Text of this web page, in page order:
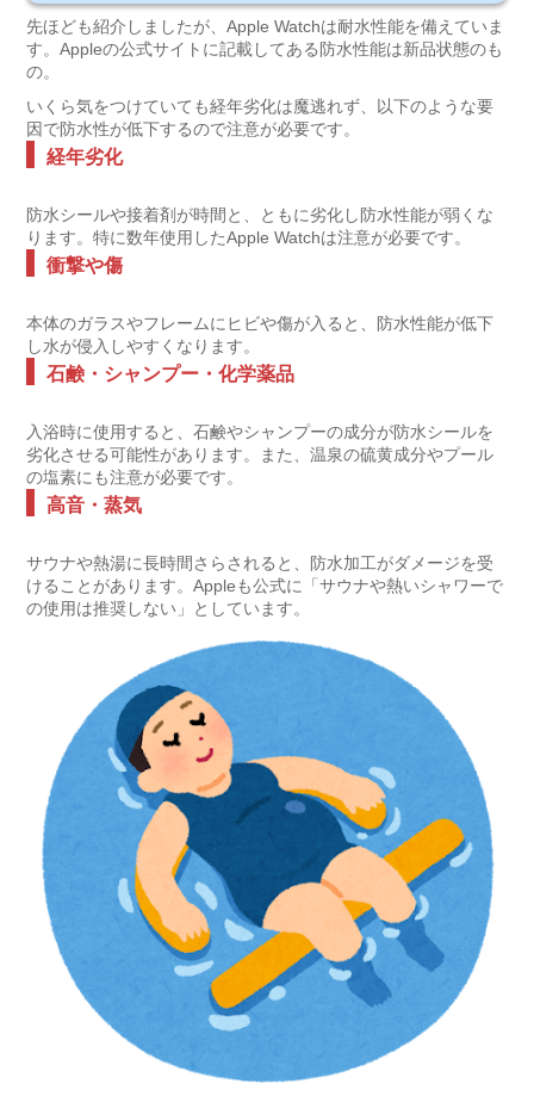
先ほども紹介しましたが、Apple Watchは耐水性能を備えていま
す。Appleの公式サイトに記載してある防水性能は新品状態のも
の。
いくら気をつけていても経年劣化は魔逃れず、以下のような要
因で防水性が低下するので注意が必要です。
経年劣化
防水シールや接着剤が時間と、ともに劣化し防水性能が弱くな
ります。特に数年使用したApple Watchは注意が必要です。
衝撃や傷
本体のガラスやフレームにヒビや傷が入ると、防水性能が低下
し水が侵入しやすくなります。
石鹸・シャンプー・化学薬品
入浴時に使用すると、石鹸やシャンプーの成分が防水シールを
劣化させる可能性があります。また、温泉の硫黄成分やプール
の塩素にも注意が必要です。
高音・蒸気
サウナや熱湯に長時間さらされると、防水加工がダメージを受
けることがあります。Appleも公式に「サウナや熱いシャワーで
の使用は推奨しない」としています。